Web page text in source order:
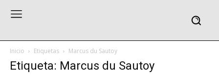
Inicio Etiquetas Marcus du Sautoy
Etiqueta: Marcus du Sautoy